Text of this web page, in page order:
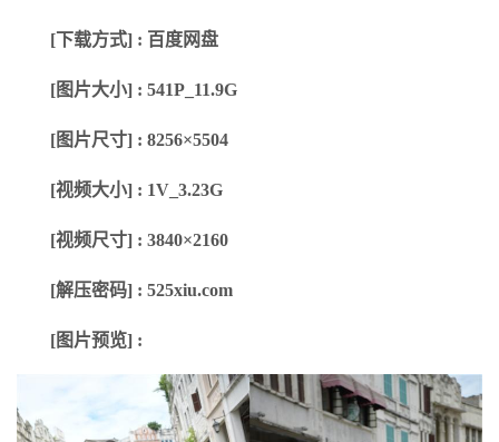
[下载方式] : 百度网盘
[图片大小] : 541P_11.9G
[图片尺寸] : 8256×5504
[视频大小] : 1V_3.23G
[视频尺寸] : 3840×2160
[解压密码] : 525xiu.com
[图片预览] :